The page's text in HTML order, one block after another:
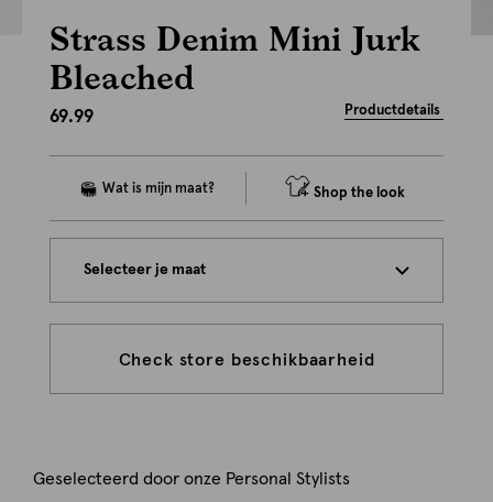
Strass Denim Mini Jurk
Bleached
69.99 Productdetails
Shop the look
Selecteer je maat
Check store beschikbaarheid
Geselecteerd door onze Personal Stylists